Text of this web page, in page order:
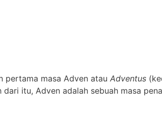
pertama masa Adven atau Adventus
itu, Adven adalah sebuah masa